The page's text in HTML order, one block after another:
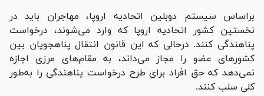
براساس سیستم دوبلین اتحادیه اروپا، مهاجران باید در
نخستین کشور اتحادیه اروپا که وارد می‌شوند، درخواست
پناهندگی کنند. درحالی که این قانون انتقال پناهجویان بین
کشور‌های عضو را مجاز می‌داند، به مقام‌های مرزی اجازه
نمی‌دهد که حق افراد برای طرح درخواست پناهندگی را به‌طور
کلی سلب کنند.